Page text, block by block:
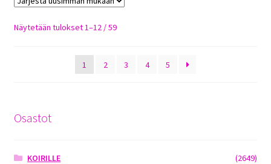
Näytetään tulokset 1–12 / 59Sorted
1
2 3 4 5
Osastot
KOIRILLE
(2649)